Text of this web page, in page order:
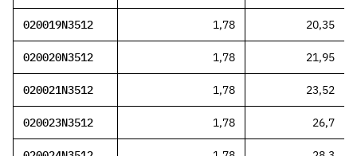
020019N3512 1,78 20,35
020020N3512 1,78 21,95
020021N3512 1,78 23,52
020023N3512 1,78 26,7